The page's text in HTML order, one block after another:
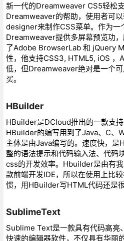
新一代的Dreamweaver CS5轻松
Dreamweaver的帮助，使用者可
designer来制作CSS菜单。作为一
Dreamweaver提供多屏幕预览功
了Adobe BrowserLab 和 jQuery
性，他支持CSS3, HTML5, iOS ，
低，但Dreamweaver绝对是一个
买。
HBuilder
HBuilder是DCloud推出的一款支持
HBuilder的编写用到了Java、C、
主体是由Java编写的。速度快，
整的语法提示和代码输入法、代码
css的开发效率。Hbuilder是由有
款前端开发IDE，所以在使用上比
惯，用HBuilder写HTML代码还是
SublimeText
Sublime Text是一款具有代码高亮
快速的编辑器软件，不仅具有华丽